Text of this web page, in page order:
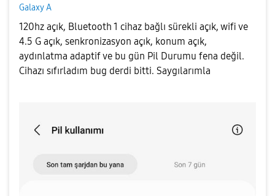
Galaxy A
120hz açık, Bluetooth 1 cihaz bağlı sürekli açık, wifi ve
4.5 G açık, senkronizasyon açık, konum açık,
aydınlatma adaptif ve bu gün Pil Durumu fena değil.
Cihazı sıfırladım bug derdi bitti. Saygılarımla